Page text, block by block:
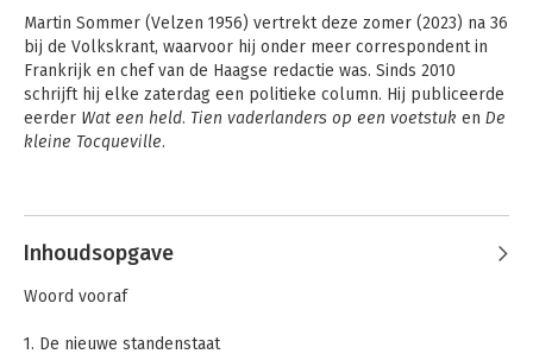
Martin Sommer (Velzen 1956) vertrekt deze zomer (2023) na 36
bij de Volkskrant, waarvoor hij onder meer correspondent in
Frankrijk en chef van de Haagse redactie was. Sinds 2010
schrijft hij elke zaterdag een politieke column. Hij publiceerde
eerder Wat een held. Tien vaderlanders op een voetstuk en De
kleine Tocqueville.
Andere boeken door Martin
Sommer
Inhoudsopgave
Woord vooraf
1. De nieuwe standenstaat